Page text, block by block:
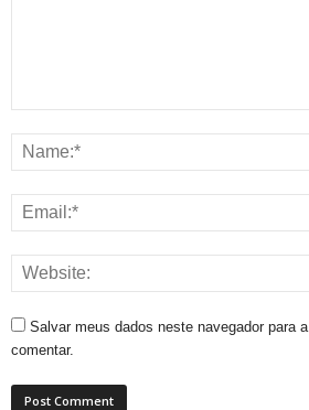
Salvar meus dados neste navegador para
comentar.